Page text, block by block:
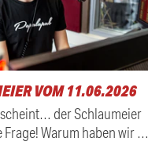
VOM 11.06.2026
der Schlaumeier
Warum haben wir …